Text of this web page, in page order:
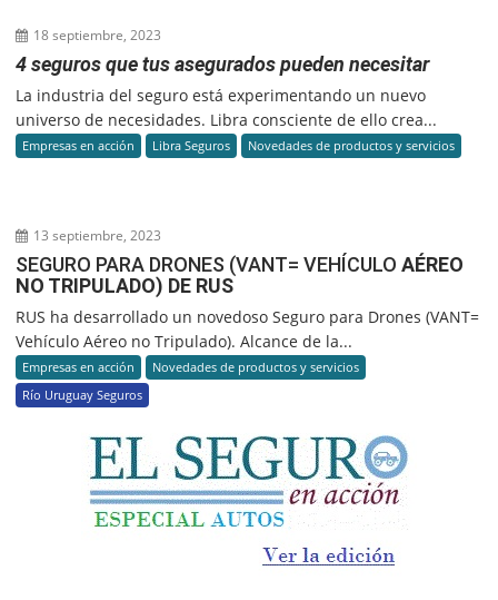
18 septiembre, 2023
4 seguros que tus asegurados pueden necesitar
La industria del seguro está experimentando un nuevo
universo de necesidades. Libra consciente de ello crea...
Empresas en acción Libra Seguros Novedades de productos y servicios
13 septiembre, 2023
SEGURO PARA DRONES (VANT= VEHÍCULOAÉREO
NO TRIPULADO) DE RUS
RUS ha desarrollado un novedoso Seguro para Drones (VANT=
Vehículo Aéreo no Tripulado). Alcance de la...
Empresas en acción
Novedades de productos y servicios
Río Uruguay Seguros